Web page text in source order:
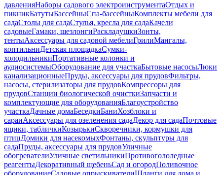
давленияНаборы садового электроинструментаОтдых и
пикникБатутыБассейныСпа-бассейныКомплекты мебели для
садаСтолы для садаСтулья, кресла для садаКачели
садовыеГамаки, шезлонгиРаскладушкиЗонты,
тентыАксессуары для садовой мебелиГрилиМангалы,
коптильниДетская площадкаСумки-
холодильникиПортативные колонки и
аудиосистемыОборудование для участкаБытовые насосыЛюки
канализационныеПруды, аксессуары для прудовФильтры,
насосы, стерилизаторы для прудовКомпрессоры для
прудовСтанции биологической очисткиЗапчасти и
комплектующие для оборудованияБлагоустройство
участкаДачные домаБеседкиБаниХозблоки и
сараиАксессуары для озеленения садаДекор для садаПочтовые
ящики, табличкиКозырькиСкворечники, кормушки для
птицДомики для насекомыхФонтаны, скульптуры для
садаПруды, аксессуары для прудовУличные
обогревателиУличные светильникиПротивогололедные
реагентыДекоративный щебеньСад и огородПоливочное
оборудованиеСадовые опрыскивателиШланги для дома и